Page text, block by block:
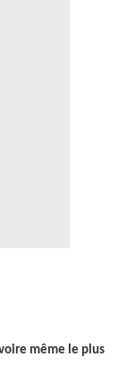
même le plus